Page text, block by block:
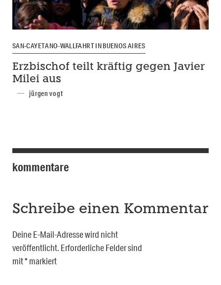
SAN-CAYETANO-WALLFAHRT IN BUENOS AIRES
Erzbischof teilt kräftig gegen Javier
Milei aus
jürgen vogt
kommentare
Schreibe einen Kommentar
Deine E-Mail-Adresse wird nicht
veröffentlicht. Erforderliche Felder sind
mit*markiert